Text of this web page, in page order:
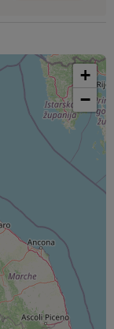
+
−